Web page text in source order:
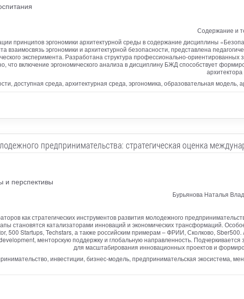
Содержание и
принципов эргономики архитектурной среды в содержание дисциплины
взаимосвязь эргономики и архитектурной безопасности, представлена
эксперимента. Разработана структура профессионально-
что включение эргономического анализа в дисциплину БЖД способствует
доступная среда, архитектурная среда, эргономика, образовательная модель,
предпринимательства: стратегическая оценка
и перспективы
Бурьянова Наталья
как стратегических инструментов развития молодежного
становятся катализаторами инноваций и экономических трансформаций.
500 Startups, Techstars, а также российским примерам – ФРИИ, Сколково,
менторскую поддержку и глобальную направленность. Подчеркивается
для масштабирования инновационных проектов и
инвестиции, бизнес-модель, предпринимательская экосистема,